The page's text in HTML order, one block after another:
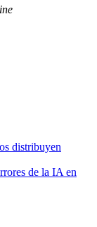
distribuyen
de la IA en